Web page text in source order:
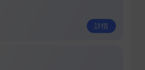
詳情